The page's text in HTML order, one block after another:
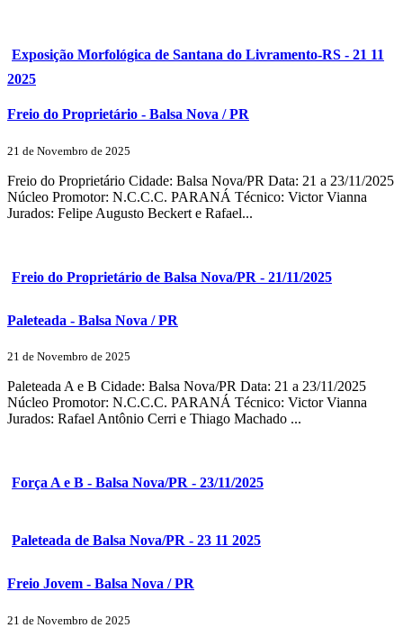
Exposição Morfológica de Santana do Livramento-RS - 21 11
2025
Freio do Proprietário - Balsa Nova / PR
21 de Novembro de 2025
Freio do Proprietário Cidade: Balsa Nova/PR Data: 21 a 23/11/2025
Núcleo Promotor: N.C.C.C. PARANÁ Técnico: Victor Vianna
Jurados: Felipe Augusto Beckert e Rafael...
Freio do Proprietário de Balsa Nova/PR - 21/11/2025
Paleteada - Balsa Nova / PR
21 de Novembro de 2025
Paleteada A e B Cidade: Balsa Nova/PR Data: 21 a 23/11/2025
Núcleo Promotor: N.C.C.C. PARANÁ Técnico: Victor Vianna
Jurados: Rafael Antônio Cerri e Thiago Machado ...
Força A e B - Balsa Nova/PR - 23/11/2025
Paleteada de Balsa Nova/PR - 23 11 2025
Freio Jovem - Balsa Nova / PR
21 de Novembro de 2025